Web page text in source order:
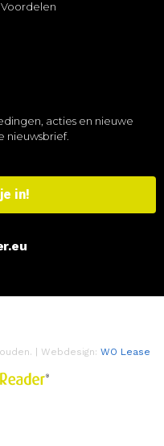
Voordelen
acties en nieuwe
nieuwsbrief.
in!
| Webdesign: WO Lease